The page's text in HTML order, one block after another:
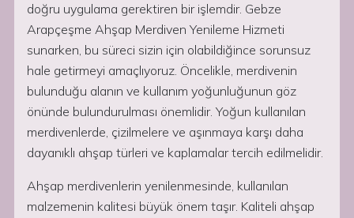
doğru uygulama gerektiren bir işlemdir. Gebze
Arapçeşme Ahşap Merdiven Yenileme Hizmeti
sunarken, bu süreci sizin için olabildiğince sorunsuz
hale getirmeyi amaçlıyoruz. Öncelikle, merdivenin
bulunduğu alanın ve kullanım yoğunluğunun göz
önünde bulundurulması önemlidir. Yoğun kullanılan
merdivenlerde, çizilmelere ve aşınmaya karşı daha
dayanıklı ahşap türleri ve kaplamalar tercih edilmelidir.
Ahşap merdivenlerin yenilenmesinde, kullanılan
malzemenin kalitesi büyük önem taşır. Kaliteli ahşap